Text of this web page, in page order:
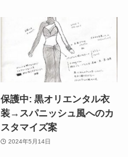
保護中: 黒オリエンタル衣
装→スパニッシュ風へのカ
スタマイズ案
2024年5月14日